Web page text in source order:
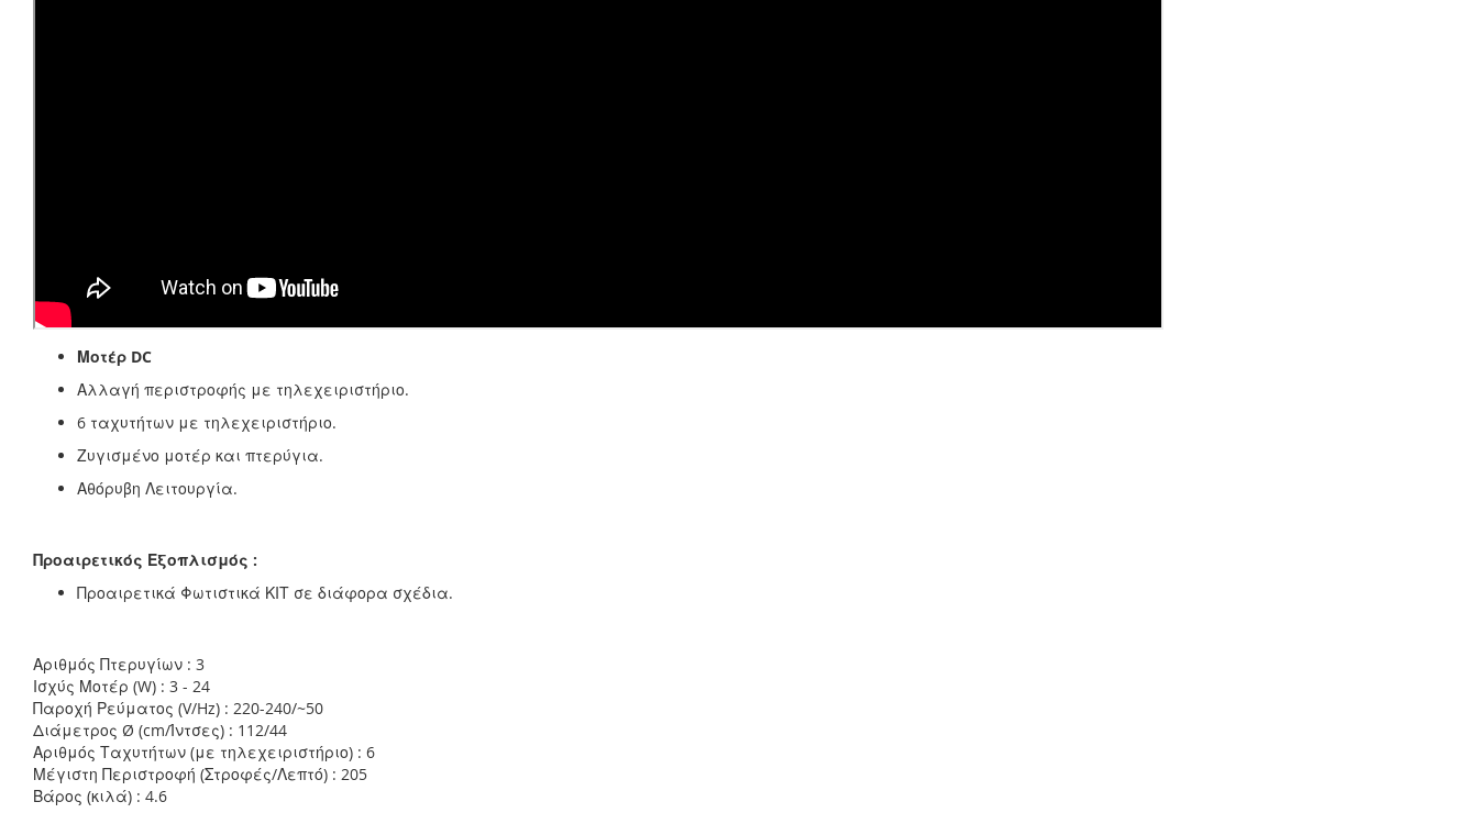
Μοτέρ DC
Αλλαγή περιστροφής με τηλεχειριστήριο.
6 ταχυτήτων με τηλεχειριστήριο.
Ζυγισμένο μοτέρ και πτερύγια.
Αθόρυβη Λειτουργία.
Προαιρετικός Εξοπλισμός :
Προαιρετικά Φωτιστικά ΚΙΤ σε διάφορα σχέδια.
Αριθμός Πτερυγίων : 3
Ισχύς Μοτέρ (W) : 3 - 24
Παροχή Ρεύματος (V/Hz) : 220-240/~50
Διάμετρος Ø (cm/Ίντσες) : 112/44
Αριθμός Ταχυτήτων (με τηλεχειριστήριο) : 6
Μέγιστη Περιστροφή (Στροφές/Λεπτό) : 205
Βάρος (κιλά) : 4.6